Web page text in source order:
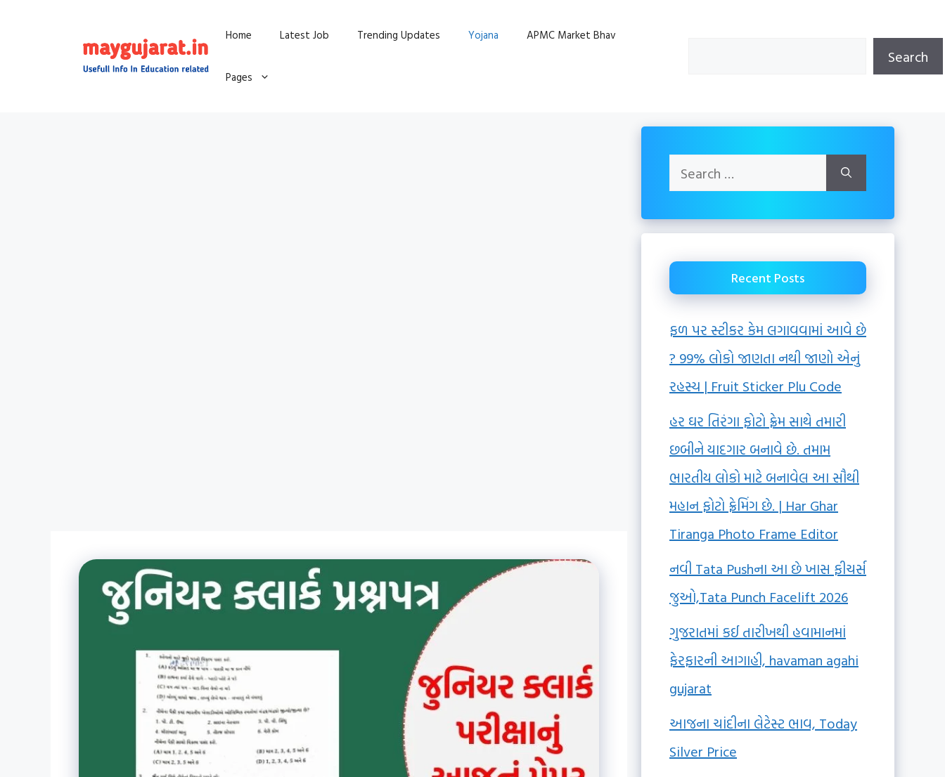
Home Latest Job Trending Updates Yojana APMC Market Bhav
Pages
Search
Search
for:
Recent Posts
ફળ પર સ્ટીકર કેમ લગાવવામાં આવે છે
? 99% લોકો જાણતા નથી જાણો એનું
રહસ્ય | Fruit Sticker Plu Code
હર ઘર તિરંગા ફોટો ફ્રેમ સાથે તમારી
છબીને યાદગાર બનાવે છે. તમામ
ભારતીય લોકો માટે બનાવેલ આ સૌથી
મહાન ફોટો ફ્રેમિંગ છે. | Har Ghar
Tiranga Photo Frame Editor
નવી Tata Pushના આ છે ખાસ ફીચર્સ
જુઓ,Tata Punch Facelift 2026
ગુજરાતમાં કઈ તારીખથી હવામાનમાં
ફેરફારની આગાહી, havaman agahi
gujarat
આજના ચાંદીના લેટેસ્ટ ભાવ, Today
Silver Price